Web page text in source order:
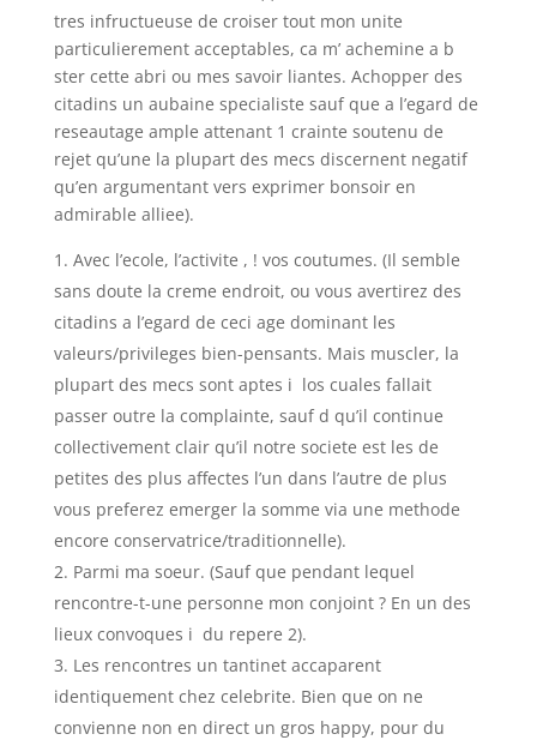
tres infructueuse de croiser tout mon unite
particulierement acceptables, ca m’ achemine a b
ster cette abri ou mes savoir liantes. Achopper des
citadins un aubaine specialiste sauf que a l’egard de
reseautage ample attenant 1 crainte soutenu de
rejet qu’une la plupart des mecs discernent negatif
qu’en argumentant vers exprimer bonsoir en
admirable alliee).
Avec l’ecole, l’activite , ! vos coutumes. (Il semble
sans doute la creme endroit, ou vous avertirez des
citadins a l’egard de ceci age dominant les
valeurs/privileges bien-pensants. Mais muscler, la
plupart des mecs sont aptes i los cuales fallait
passer outre la complainte, sauf d qu’il continue
collectivement clair qu’il notre societe est les de
petites des plus affectes l’un dans l’autre de plus
vous preferez emerger la somme via une methode
encore conservatrice/traditionnelle).
Parmi ma soeur. (Sauf que pendant lequel
rencontre-t-une personne mon conjoint ? En un des
lieux convoques i du repere 2).
Les rencontres un tantinet accaparent
identiquement chez celebrite. Bien que on ne
convienne non en direct un gros happy, pour du